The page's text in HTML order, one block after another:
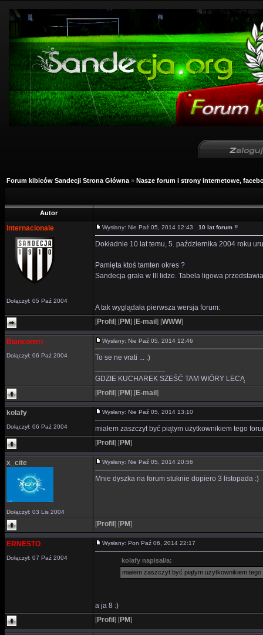
Forum kibiców Sandecji Strona Główna » Nasze forum i strony internetowe,
Autor
internacionale
Dołączył: 05 Paź 2004
Wysłany: Nie Paź 05, 2014 12:43 10 lat forum !!
Dokładnie 10 lat temu, 5. października 2004 roku
Pamięta ktoś tamten okres ?
Sandecja grała w III lidze. Tabela ligowa
A tak wyglądała pierwsza wersja forum:
[Profil ] [PM] [E-mail ] [WWW]
Bianconeri
Dołączył: 06 Paź 2004
Wysłany: Nie Paź 05, 2014 12:46
To se ne vrati ... :)
GDZIE KUCHAREK SZEŚĆ TAM WIÓRY LECĄ
[Profil ] [PM] [E-mail ]
kolafy
Dołączył: 06 Paź 2004
Wysłany: Nie Paź 05, 2014 13:10
miałem zaszczyt być piątym użytkownikiem tego
[Profil ] [PM]
x_cite
Dołączył: 03 Lis 2004
Wysłany: Nie Paź 05, 2014 20:56
Mnie dyszka na forum stuknie dopiero 3 listopada :)
[Profil ] [PM]
ERNESTO
Dołączył: 07 Paź 2004
Wysłany: Pon Paź 06, 2014 22:17
kolafy napisał/a:
miałem zaszczyt być piątym użytkownikiem
a ja 8 :)
[Profil ] [PM]